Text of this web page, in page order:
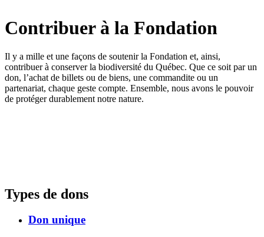
Contribuer à la Fondation
Il y a mille et une façons de soutenir la Fondation et, ainsi,
contribuer à conserver la biodiversité du Québec. Que ce soit par un
don, l’achat de billets ou de biens, une commandite ou un
partenariat, chaque geste compte. Ensemble, nous avons le pouvoir
de protéger durablement notre nature.
Types de dons
Don unique